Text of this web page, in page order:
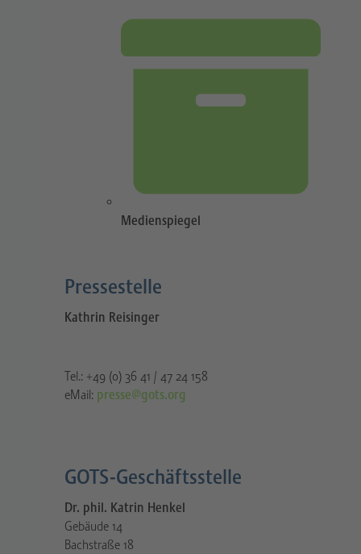
Medienspiegel
Pressestelle​
Kathrin Reisinger
Tel.: +49 (0) 36 41 / 47 24 158
eMail: presse@gots.org
GOTS-Geschäftsstelle
Dr. phil. Katrin Henkel
Gebäude 14
Bachstraße 18